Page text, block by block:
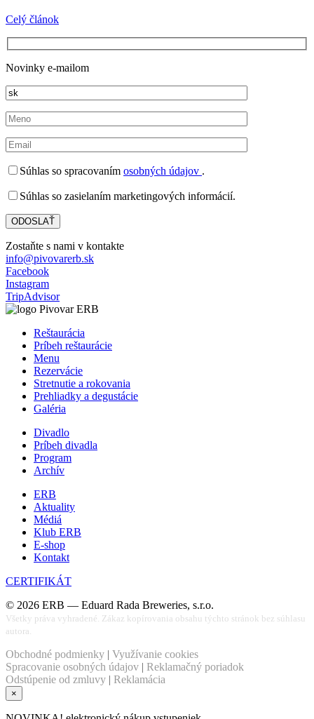
Celý článok
Novinky e-mailom
Súhlas so spracovaním osobných údajov .
Súhlas so zasielaním marketingových informácií.
Zostaňte s nami v kontakte
info@pivovarerb.sk
Facebook
Instagram
TripAdvisor
Reštaurácia
Príbeh reštaurácie
Menu
Rezervácie
Stretnutie a rokovania
Prehliadky a degustácie
Galéria
Divadlo
Príbeh divadla
Program
Archív
ERB
Aktuality
Médiá
Klub ERB
E-shop
Kontakt
CERTIFIKÁT
© 2026 ERB — Eduard Rada Breweries, s.r.o.
Všetky práva vyhradené. Zákaz kopírovania obsahu týchto stránok bez súhlasu
autora.
Obchodné podmienky | Využívanie cookies
Spracovanie osobných údajov | Reklamačný poriadok
Odstúpenie od zmluvy | Reklamácia
×